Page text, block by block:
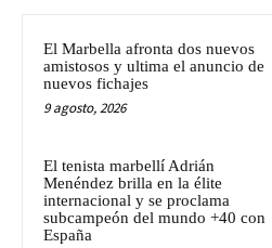
El Marbella afronta dos nuevos
amistosos y ultima el anuncio de
nuevos fichajes
9 agosto, 2026
El tenista marbellí Adrián
Menéndez brilla en la élite
internacional y se proclama
subcampeón del mundo +40 con
España